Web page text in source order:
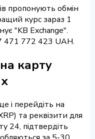
пропонують обмін
курс зараз 1
"KB Exchange".
471 772 423 UAH.
карту
і перейдіть на
та реквізити для
24, підтвердіть